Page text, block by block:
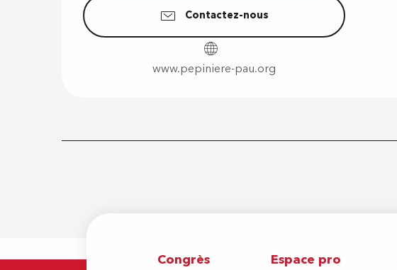
Contactez-nous
www.pepiniere-pau.org
Congrès Espace pro